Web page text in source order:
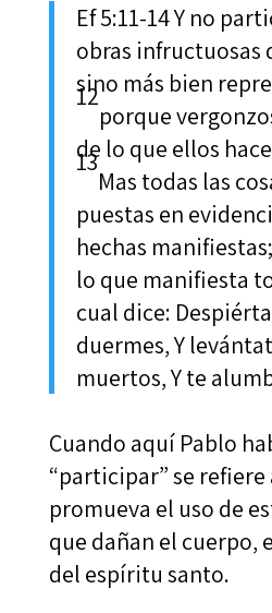
Ef 5:11-14 Y no
obras infructuosas
sino más bien
12
porque
de lo que ellos
13
Mas todas las
puestas en
hechas
lo que manifiesta
cual dice:
duermes, Y
muertos, Y te
Cuando aquí Pablo
“participar” se
promueva el uso de
que dañan el cuerpo,
del espíritu santo.